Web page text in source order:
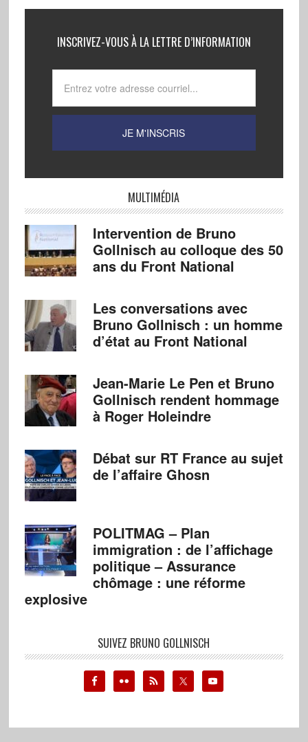
INSCRIVEZ-VOUS À LA LETTRE D’INFORMATION
MULTIMÉDIA
Intervention de Bruno
Gollnisch au colloque des 50
ans du Front National
Les conversations avec
Bruno Gollnisch : un homme
d’état au Front National
Jean-Marie Le Pen et Bruno
Gollnisch rendent hommage
à Roger Holeindre
Débat sur RT France au sujet
de l’affaire Ghosn
POLITMAG – Plan
immigration : de l’affichage
politique – Assurance
chômage : une réforme
explosive
SUIVEZ BRUNO GOLLNISCH